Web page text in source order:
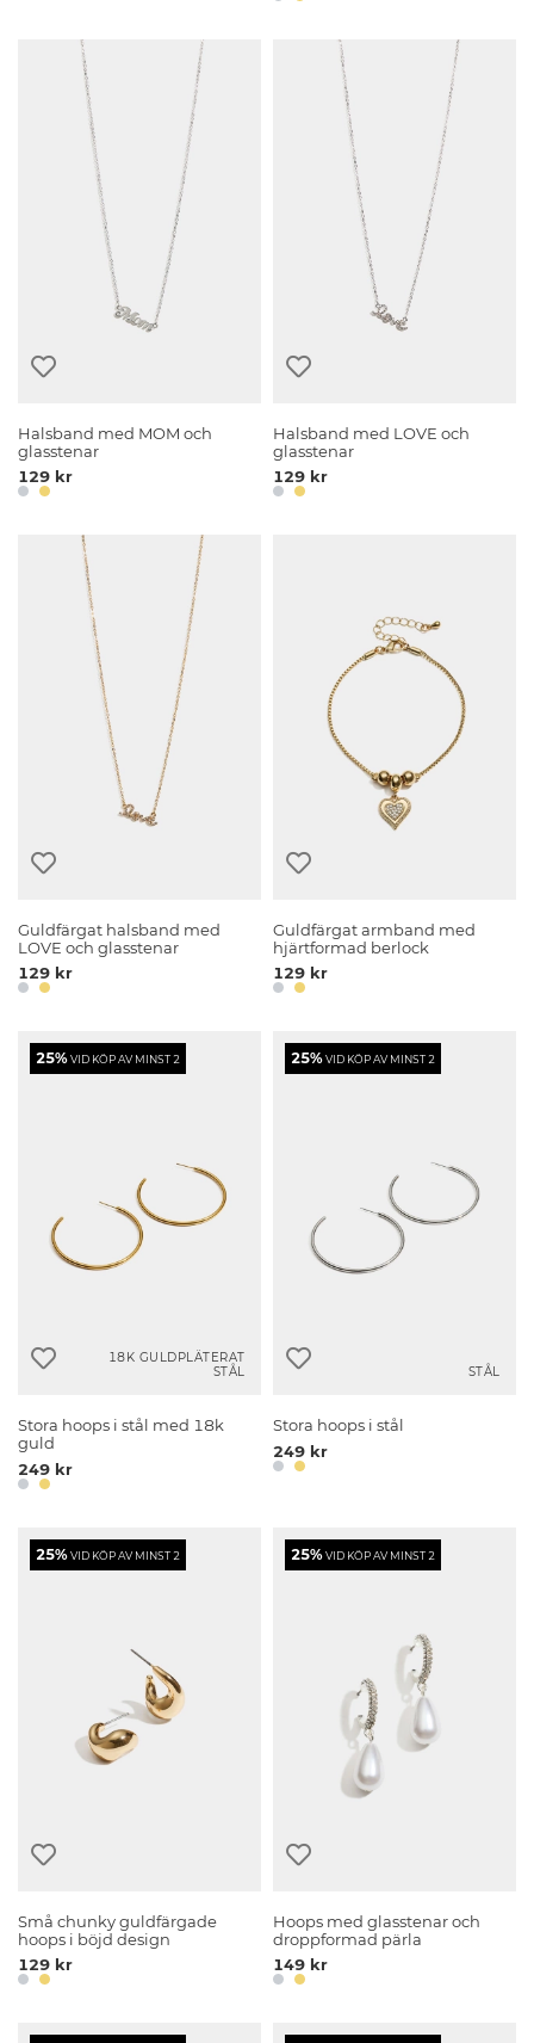
Halsband med MOM och
glasstenar
129 kr
Halsband med LOVE och
glasstenar
129 kr
Guldfärgat halsband med
LOVE och glasstenar
129 kr
Guldfärgat armband med
hjärtformad berlock
129 kr
25%VID KÖP AV MINST 2
18K GULDPLÄTERAT
STÅL
Stora hoops i stål med 18k
guld
249 kr
25%VID KÖP AV MINST 2
STÅL
Stora hoops i stål
249 kr
25%VID KÖP AV MINST 2
Små chunky guldfärgade
hoops i böjd design
129 kr
25%VID KÖP AV MINST 2
Hoops med glasstenar och
droppformad pärla
149 kr